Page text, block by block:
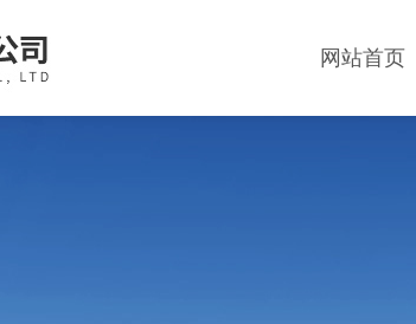
网站首页